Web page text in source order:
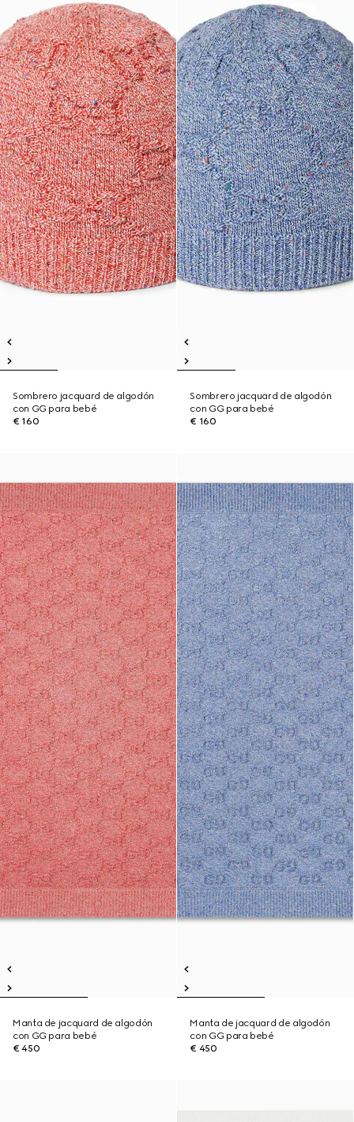
Sombrero jacquard de algodón
con GG para bebé
€ 160
Sombrero jacquard de algodón
con GG para bebé
€ 160
Manta de jacquard de algodón
con GG para bebé
€ 450
Manta de jacquard de algodón
con GG para bebé
€ 450